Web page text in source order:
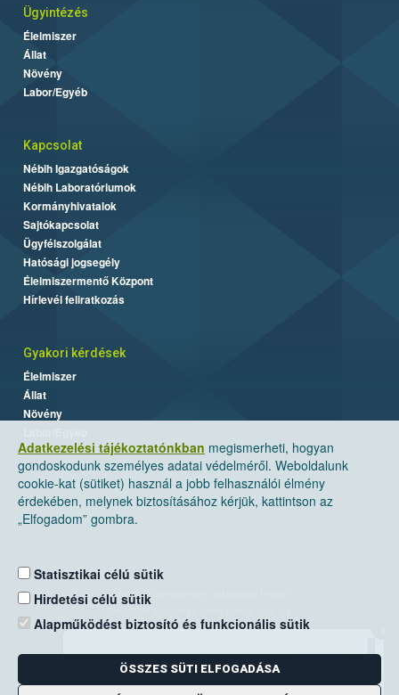
Adatkezelési tájékoztatónkban megismerheti, hogyan
gondoskodunk személyes adatai védelméről. Weboldalunk
cookie-kat (sütiket) használ a jobb felhasználói élmény
érdekében, melynek biztosításához kérjük, kattintson az
„Elfogadom” gombra.
Statisztikai célú sütik
Hirdetési célú sütik
Alapműködést biztosító és funkcionális sütik
ÖSSZES SÜTI ELFOGADÁSA
Ügyintézés
Élelmiszer
Állat
Növény
Labor/Egyéb
Kapcsolat
Nébih Igazgatóságok
Nébih Laboratóriumok
Kormányhivatalok
Sajtókapcsolat
Ügyfélszolgálat
Hatósági jogsegély
Élelmiszermentő Központ
Hírlevél feliratkozás
Gyakori kérdések
Élelmiszer
Állat
Növény
Nemzeti Élelmiszerlánc-biztonsági Hivatal
Levelezési cím: 1525 Budapest. Pf. 30.
E-mail:ugyfelszolgalat@nebih.gov.hu